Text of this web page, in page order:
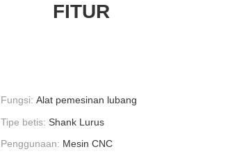
FITUR
Fungsi: Alat pemesinan lubang
Tipe betis: Shank Lurus
Penggunaan: Mesin CNC